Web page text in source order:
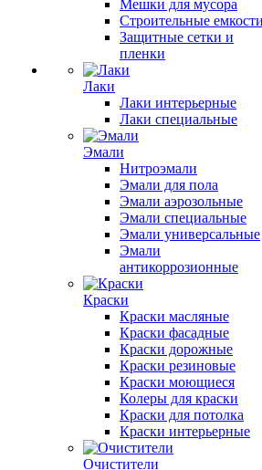
Мешки для мусора
Строительные емкости
Защитные сетки и
пленки
Лаки
Лаки интерьерные
Лаки специальные
Эмали
Нитроэмали
Эмали для пола
Эмали аэрозольные
Эмали специальные
Эмали универсальные
Эмали
антикоррозионные
Краски
Краски масляные
Краски фасадные
Краски дорожные
Краски резиновые
Краски моющиеся
Колеры для краски
Краски для потолка
Краски интерьерные
Очистители